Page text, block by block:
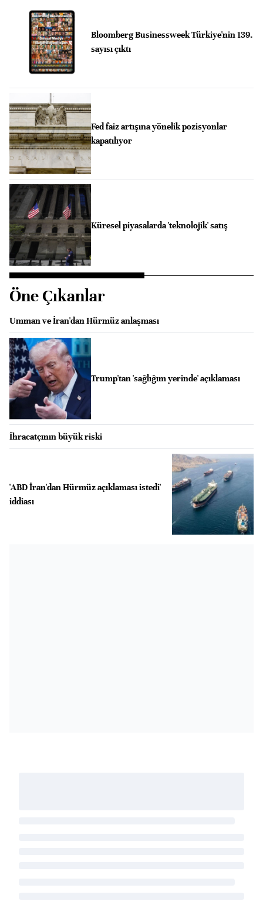
Bloomberg Businessweek Türkiye'nin 139.
sayısı çıktı
Fed faiz artışına yönelik pozisyonlar
kapatılıyor
Küresel piyasalarda 'teknolojik' satış
Öne Çıkanlar
Umman ve İran'dan Hürmüz anlaşması
Trump'tan 'sağlığım yerinde' açıklaması
İhracatçının büyük riski
'ABD İran'dan Hürmüz açıklaması istedi'
iddiası